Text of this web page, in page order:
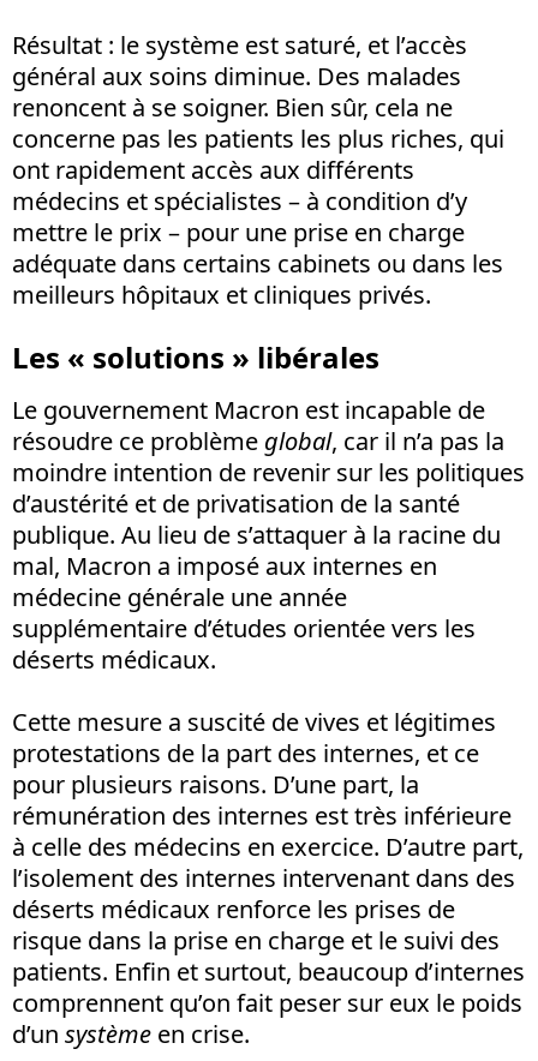
Résultat : le système est saturé, et l’accès
général aux soins diminue. Des malades
renoncent à se soigner. Bien sûr, cela ne
concerne pas les patients les plus riches, qui
ont rapidement accès aux différents
médecins et spécialistes – à condition d’y
mettre le prix – pour une prise en charge
adéquate dans certains cabinets ou dans les
meilleurs hôpitaux et cliniques privés.
Les « solutions » libérales
Le gouvernement Macron est incapable de
résoudre ce problème global, car il n’a pas la
moindre intention de revenir sur les politiques
d’austérité et de privatisation de la santé
publique. Au lieu de s’attaquer à la racine du
mal, Macron a imposé aux internes en
médecine générale une année
supplémentaire d’études orientée vers les
déserts médicaux.
Cette mesure a suscité de vives et légitimes
protestations de la part des internes, et ce
pour plusieurs raisons. D’une part, la
rémunération des internes est très inférieure
à celle des médecins en exercice. D’autre part,
l’isolement des internes intervenant dans des
déserts médicaux renforce les prises de
risque dans la prise en charge et le suivi des
patients. Enfin et surtout, beaucoup d’internes
comprennent qu’on fait peser sur eux le poids
d’un système en crise.